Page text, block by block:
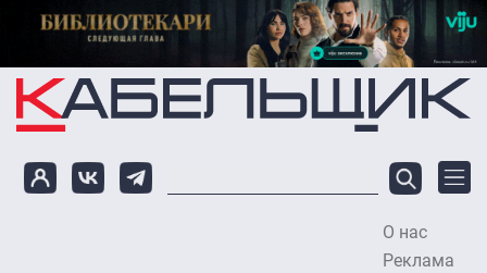
Перейти к основному содержанию
О нас
Реклама